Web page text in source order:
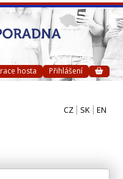
hosta Přihlášení
CZ SK EN